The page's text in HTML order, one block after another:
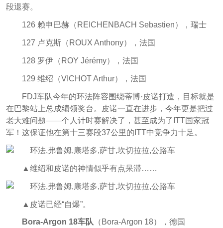
段退赛。
126 赖申巴赫（REICHENBACH Sebastien），瑞士
127 卢克斯（ROUX Anthony），法国
128 罗伊（ROY Jérémy），法国
129 维绍（VICHOT Arthur），法国
FDJ车队今年的环法阵容围绕蒂博·皮诺打造，目标就是
在巴黎站上总成绩领奖台。皮诺一直在进步，今年更是把过
老大难问题——个人计时赛解决了，甚至成为了ITT国家冠
军！这保证他在第十三赛段37公里的ITT中竞争力十足。
▲维绍和皮诺的神情似乎有点呆滞……
▲皮诺已经“自爆”。
Bora-Argon 18车队（Bora-Argon 18），德国